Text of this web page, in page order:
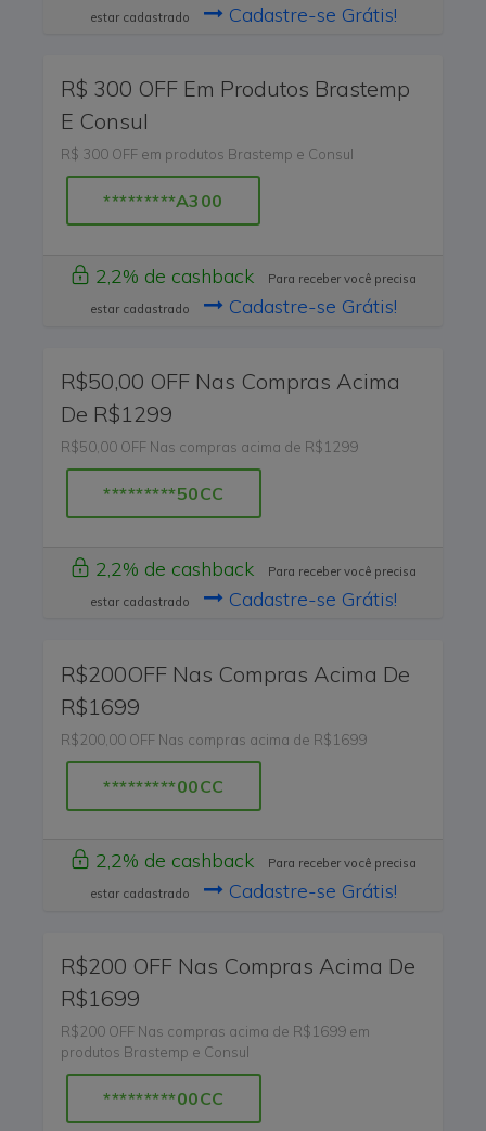
estar cadastrado
Cadastre-se Grátis!
R$ 300 OFF Em Produtos Brastemp
E Consul
R$ 300 OFF em produtos Brastemp e Consul
*********A300
2,2% de cashback
Para receber você precisa
estar cadastrado
Cadastre-se Grátis!
R$50,00 OFF Nas Compras Acima
De R$1299
R$50,00 OFF Nas compras acima de R$1299
*********50CC
2,2% de cashback
Para receber você precisa
estar cadastrado
Cadastre-se Grátis!
R$200OFF Nas Compras Acima De
R$1699
R$200,00 OFF Nas compras acima de R$1699
*********00CC
2,2% de cashback
Para receber você precisa
estar cadastrado
Cadastre-se Grátis!
R$200 OFF Nas Compras Acima De
R$1699
R$200 OFF Nas compras acima de R$1699 em
produtos Brastemp e Consul
*********00CC